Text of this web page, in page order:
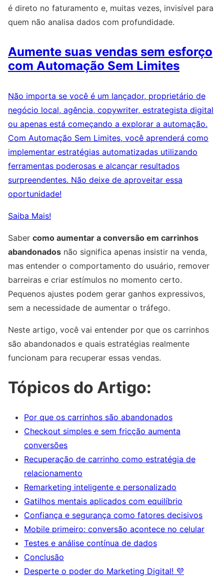
é direto no faturamento e, muitas vezes, invisível para
quem não analisa dados com profundidade.
Aumente suas vendas sem esforço
com Automação Sem Limites
Não importa se você é um lançador, proprietário de
negócio local, agência, copywriter, estrategista digital
ou apenas está começando a explorar a automação.
Com Automação Sem Limites, você aprenderá como
implementar estratégias automatizadas utilizando
ferramentas poderosas e alcançar resultados
surpreendentes. Não deixe de aproveitar essa
oportunidade!
Saiba Mais!
Saber como aumentar a conversão em carrinhos
abandonados não significa apenas insistir na venda,
mas entender o comportamento do usuário, remover
barreiras e criar estímulos no momento certo.
Pequenos ajustes podem gerar ganhos expressivos,
sem a necessidade de aumentar o tráfego.
Neste artigo, você vai entender por que os carrinhos
são abandonados e quais estratégias realmente
funcionam para recuperar essas vendas.
Tópicos do Artigo:
Por que os carrinhos são abandonados
Checkout simples e sem fricção aumenta
conversões
Recuperação de carrinho como estratégia de
relacionamento
Remarketing inteligente e personalizado
Gatilhos mentais aplicados com equilíbrio
Confiança e segurança como fatores decisivos
Mobile primeiro: conversão acontece no celular
Testes e análise contínua de dados
Conclusão
Desperte o poder do Marketing Digital! 💜